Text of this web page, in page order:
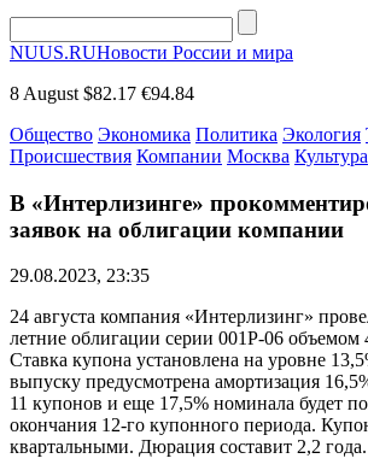
NUUS.RUНовости России и мира
8 August $82.17 €94.84
Общество Экономика Политика Экология
Происшествия Компании Москва Культура
В «Интерлизинге»
заявок на облигации компании
29.08.2023, 23:35
24 августа компания «Интерлизинг»
летние облигации серии 001Р-06 объемом
Ставка купона установлена на уровне
выпуску предусмотрена амортизация
11 купонов и еще 17,5% номинала будет
окончания 12-го купонного периода.
квартальными. Дюрация составит 2,2 года.